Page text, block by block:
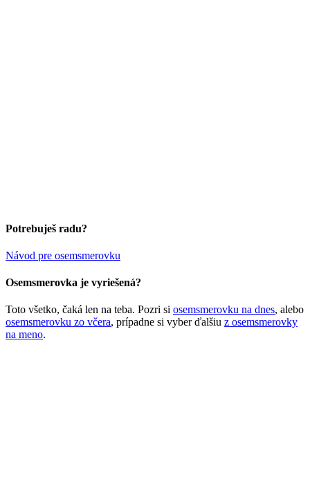
Potrebuješ radu?
Návod pre osemsmerovku
Osemsmerovka je vyriešená?
Toto všetko, čaká len na teba. Pozri si osemsmerovku na dnes, alebo
osemsmerovku zo včera, prípadne si vyber ďalšiu z osemsmerovky
na meno.